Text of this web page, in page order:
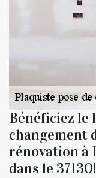
Bénéficiez le
changement
rénovation à
dans le 37130!